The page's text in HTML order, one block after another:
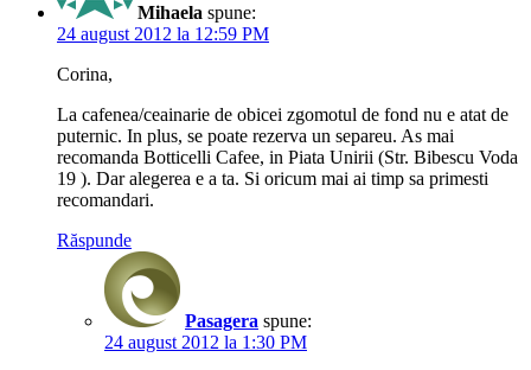
Mihaela spune:
24 august 2012 la 12:59 PM
Corina,
La cafenea/ceainarie de obicei zgomotul de fond nu e atat de
puternic. In plus, se poate rezerva un separeu. As mai
recomanda Botticelli Cafee, in Piata Unirii (Str. Bibescu Voda
19 ). Dar alegerea e a ta. Si oricum mai ai timp sa primesti
recomandari.
Răspunde
Pasagera spune:
24 august 2012 la 1:30 PM